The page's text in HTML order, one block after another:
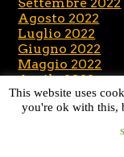
Agosto 2022
Luglio 2022
Giugno 2022
Maggio 2022
Aprile 2022
Marzo 2022
Febbraio 2022
This website uses
you're ok with this,